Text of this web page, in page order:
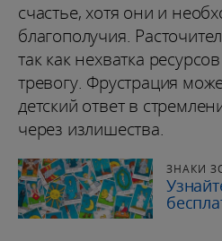
счастье, хотя они и
благополучия.
так как нехватка
тревогу. Фрустрация
детский ответ в
через излишества.
ЗНАКИ